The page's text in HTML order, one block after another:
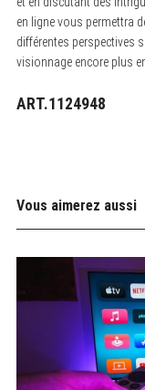
en ligne vous permettra
différentes perspectives
visionnage encore plus
ART.1124948
Vous aimerez aussi